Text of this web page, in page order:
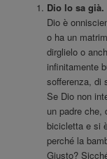
Dio lo sa già.
Dio è
o ha un
dirglielo o
infinitamente
sofferenza, di
Se Dio non
un padre che,
bicicletta e si
perché la
Giusto?